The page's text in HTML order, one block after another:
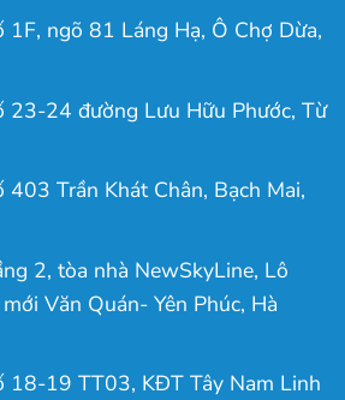
1F, ngõ 81 Láng Hạ, Ô Chợ Dừa,
23-24 đường Lưu Hữu Phước, Từ
403 Trần Khát Chân, Bạch Mai,
2, tòa nhà NewSkyLine, Lô
Văn Quán- Yên Phúc, Hà
18-19 TT03, KĐT Tây Nam Linh